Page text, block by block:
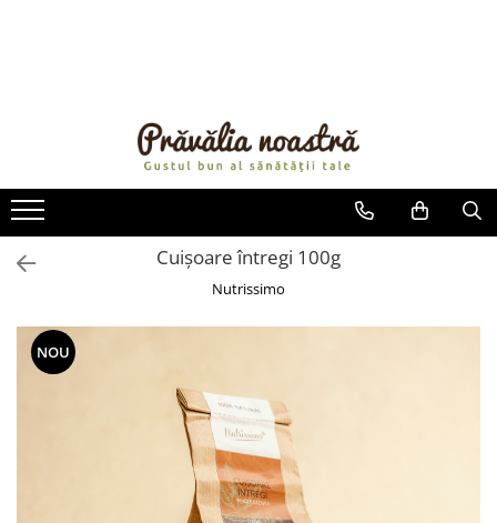
ULEIURI ȘI UNTURI
MĂSLINE
FRUCTE DESHIDRATATE
FRUCTE LA CONSERVĂ
OȚETURI ȘI SOSURI
BĂUTURI / LAPTE VEGETAL
Cuișoare întregi 100g
Nutrissimo
NOU